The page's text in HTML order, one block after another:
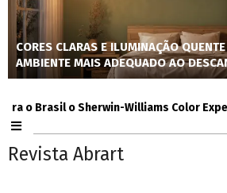
CORES CLARAS E ILUMINAÇÃO
AMBIENTE MAIS ADEQUADO AO
o Sherwin-Williams Color Expert™
Revista Abrart